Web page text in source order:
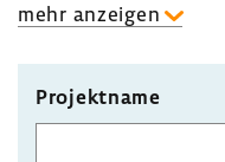
mehr anzeigen
Projektname